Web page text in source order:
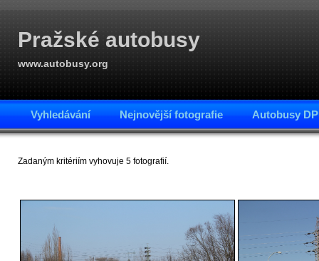
Pražské autobusy
www.autobusy.org
Vyhledávání Nejnovější fotografie Autobusy
Zadaným kritériím vyhovuje 5 fotografií.